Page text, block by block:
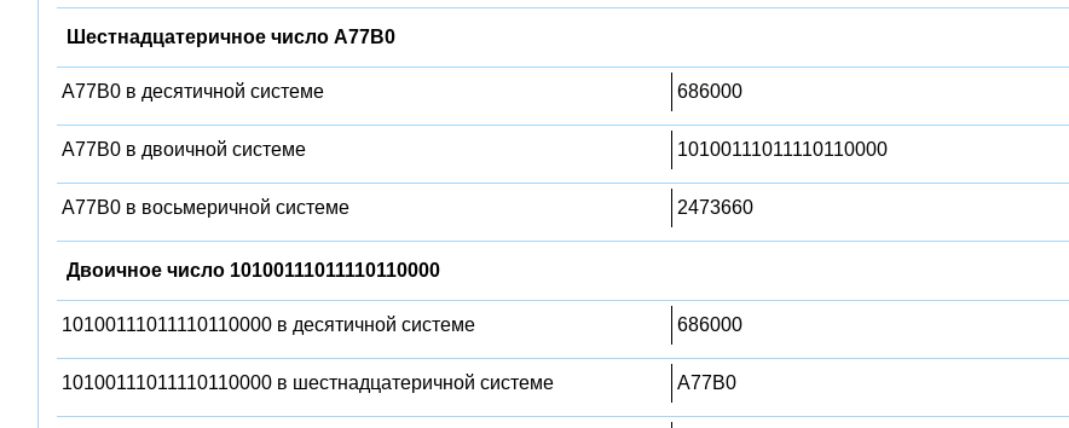
Шестнадцатеричное число A77B0
A77B0 в десятичной системе 686000
A77B0 в двоичной системе 10100111011110110000
A77B0 в восьмеричной системе 2473660
Двоичное число 10100111011110110000
10100111011110110000 в десятичной системе 686000
10100111011110110000 в шестнадцатеричной системе A77B0